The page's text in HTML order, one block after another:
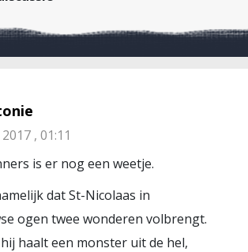
, 01:11
is er nog een weetje.
dat St-Nicolaas in
ogen twee wonderen volbrengt.
haalt een monster uit de hel,